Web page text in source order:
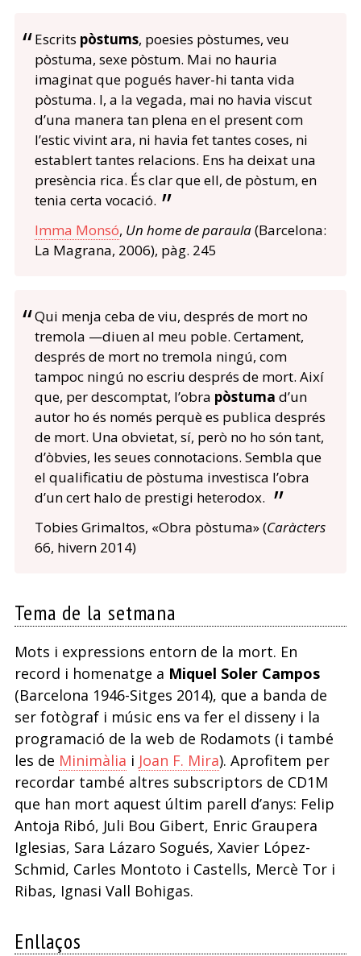
Escrits pòstums, poesies pòstumes, veu
pòstuma, sexe pòstum. Mai no hauria
imaginat que pogués haver-hi tanta vida
pòstuma. I, a la vegada, mai no havia viscut
d’una manera tan plena en el present com
l’estic vivint ara, ni havia fet tantes coses, ni
establert tantes relacions. Ens ha deixat una
presència rica. És clar que ell, de pòstum, en
tenia certa vocació.
Imma Monsó, Un home de paraula(Barcelona:
La Magrana, 2006), pàg. 245
Qui menja ceba de viu, després de mort no
tremola —diuen al meu poble. Certament,
després de mort no tremola ningú, com
tampoc ningú no escriu després de mort. Així
que, per descomptat, l’obra pòstuma d’un
autor ho és només perquè es publica després
de mort. Una obvietat, sí, però no ho són tant,
d’òbvies, les seues connotacions. Sembla que
el qualificatiu de pòstuma investisca l’obra
d’un cert halo de prestigi heterodox.
Tobies Grimaltos, «Obra pòstuma» (Caràcters
66, hivern 2014)
Tema de la setmana
Mots i expressions entorn de la mort. En
record i homenatge a Miquel Soler Campos
(Barcelona 1946-Sitges 2014), que a banda de
ser fotògraf i músic ens va fer el disseny i la
programació de la web de Rodamots (i també
les de Minimàlia i Joan F. Mira). Aprofitem per
recordar també altres subscriptors de CD1M
que han mort aquest últim parell d’anys: Felip
Antoja Ribó, Juli Bou Gibert, Enric Graupera
Iglesias, Sara Lázaro Sogués, Xavier López-
Schmid, Carles Montoto i Castells, Mercè Tor i
Ribas, Ignasi Vall Bohigas.
Enllaços